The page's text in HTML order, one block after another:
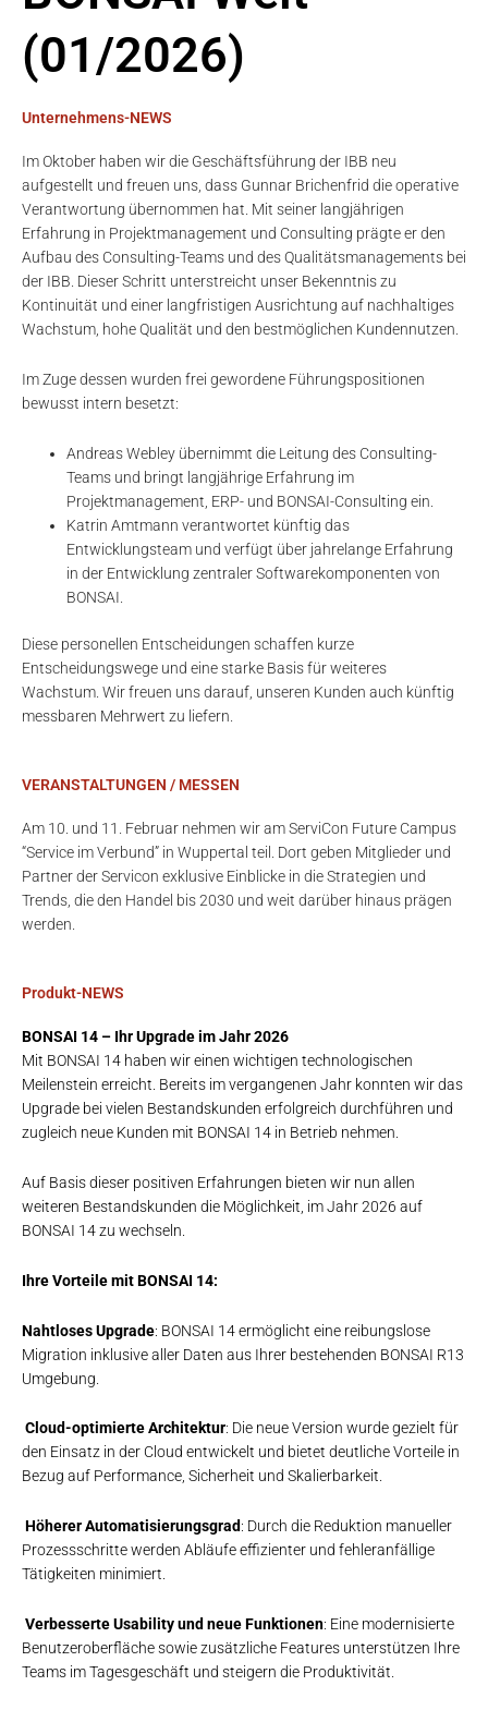
(01/2026)
Unternehmens-NEWS
Im Oktober haben wir die Geschäftsführung der IBB neu
aufgestellt und freuen uns, dass Gunnar Brichenfrid die operative
Verantwortung übernommen hat. Mit seiner langjährigen
Erfahrung in Projektmanagement und Consulting prägte er den
Aufbau des Consulting-Teams und des Qualitätsmanagements bei
der IBB. Dieser Schritt unterstreicht unser Bekenntnis zu
Kontinuität und einer langfristigen Ausrichtung auf nachhaltiges
Wachstum, hohe Qualität und den bestmöglichen Kundennutzen.
Im Zuge dessen wurden frei gewordene Führungspositionen
bewusst intern besetzt:
Andreas Webley übernimmt die Leitung des Consulting-
Teams und bringt langjährige Erfahrung im
Projektmanagement, ERP- und BONSAI-Consulting ein.
Katrin Amtmann verantwortet künftig das
Entwicklungsteam und verfügt über jahrelange Erfahrung
in der Entwicklung zentraler Softwarekomponenten von
BONSAI.
Diese personellen Entscheidungen schaffen kurze
Entscheidungswege und eine starke Basis für weiteres
Wachstum. Wir freuen uns darauf, unseren Kunden auch künftig
messbaren Mehrwert zu liefern.
VERANSTALTUNGEN / MESSEN
Am 10. und 11. Februar nehmen wir am ServiCon Future Campus
“Service im Verbund” in Wuppertal teil. Dort geben Mitglieder und
Partner der Servicon exklusive Einblicke in die Strategien und
Trends, die den Handel bis 2030 und weit darüber hinaus prägen
werden.
Produkt-NEWS
BONSAI 14 – Ihr Upgrade im Jahr 2026
Mit BONSAI 14 haben wir einen wichtigen technologischen
Meilenstein erreicht. Bereits im vergangenen Jahr konnten wir das
Upgrade bei vielen Bestandskunden erfolgreich durchführen und
zugleich neue Kunden mit BONSAI 14 in Betrieb nehmen.
Auf Basis dieser positiven Erfahrungen bieten wir nun allen
weiteren Bestandskunden die Möglichkeit, im Jahr 2026 auf
BONSAI 14 zu wechseln.
Ihre Vorteile mit BONSAI 14:
Nahtloses Upgrade: BONSAI 14 ermöglicht eine reibungslose
Migration inklusive aller Daten aus Ihrer bestehenden BONSAI R13
Umgebung.
Cloud-optimierte Architektur: Die neue Version wurde gezielt für
den Einsatz in der Cloud entwickelt und bietet deutliche Vorteile in
Bezug auf Performance, Sicherheit und Skalierbarkeit.
Höherer Automatisierungsgrad: Durch die Reduktion manueller
Prozessschritte werden Abläufe effizienter und fehleranfällige
Tätigkeiten minimiert.
Verbesserte Usability und neue Funktionen: Eine modernisierte
Benutzeroberfläche sowie zusätzliche Features unterstützen Ihre
Teams im Tagesgeschäft und steigern die Produktivität.